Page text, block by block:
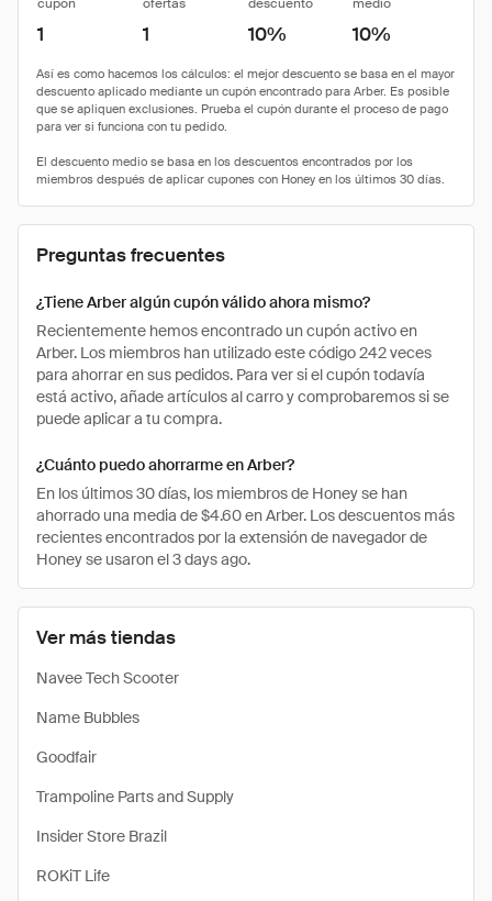
Ver más tiendas
Navee Tech Scooter
Name Bubbles
Goodfair
Trampoline Parts and Supply
Insider Store Brazil
ROKiT Life
1 1 10% 10%
Preguntas frecuentes
¿Tiene Arber algún cupón válido ahora mismo?
Recientemente hemos encontrado un cupón activo en
Arber. Los miembros han utilizado este código 242 veces
para ahorrar en sus pedidos. Para ver si el cupón todavía
está activo, añade artículos al carro y comprobaremos si se
puede aplicar a tu compra.
¿Cuánto puedo ahorrarme en Arber?
En los últimos 30 días, los miembros de Honey se han
ahorrado una media de $4.60 en Arber. Los descuentos más
recientes encontrados por la extensión de navegador de
Honey se usaron el 3 days ago.